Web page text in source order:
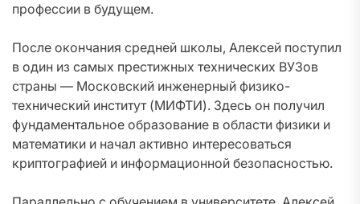
профессии в будущем.
После окончания средней школы, Алексей поступил
в один из самых престижных технических ВУЗов
страны — Московский инженерный физико-
технический институт (МИФТИ). Здесь он получил
фундаментальное образование в области физики и
математики и начал активно интересоваться
криптографией и информационной безопасностью.